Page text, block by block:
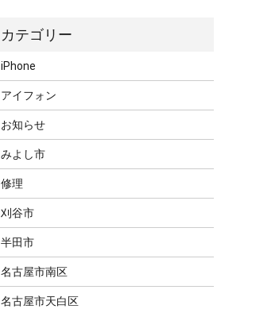
iPhone
アイフォン
お知らせ
みよし市
修理
刈谷市
半田市
名古屋市南区
名古屋市天白区